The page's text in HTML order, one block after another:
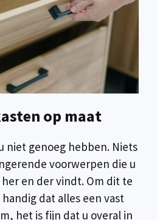
op maat
niet genoeg hebben. Niets
voorwerpen die u
en der vindt. Om dit te
dat alles een vast
het is fijn dat u overal in